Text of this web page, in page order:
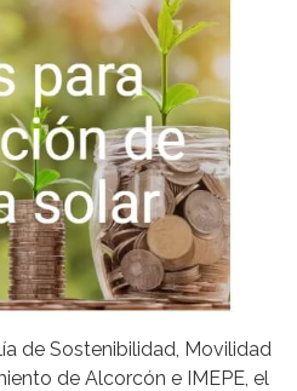
de Sostenibilidad, Movilidad
de Alcorcón e IMEPE, el